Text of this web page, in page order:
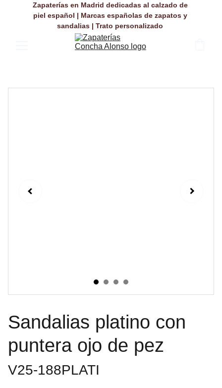
Zapaterías en Madrid dedicadas al calzado de
piel español | Marcas españolas de zapatos y
sandalias | Trato personalizado
Sandalias platino con
puntera ojo de pez
V25-188PLATI